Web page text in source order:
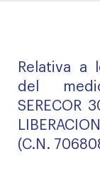
Relativa a
del
SERECOR
(C.N.